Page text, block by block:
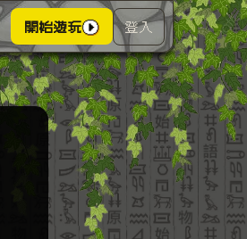
開始遊玩 登入